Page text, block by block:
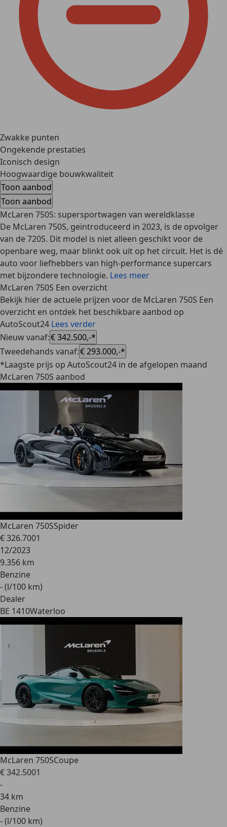
Zwakke punten
Ongekende prestaties
Iconisch design
Hoogwaardige bouwkwaliteit
Toon aanbod
Toon aanbod
McLaren 750S: supersportwagen van wereldklasse
De McLaren 750S, geïntroduceerd in 2023, is de opvolger
van de 720S. Dit model is niet alleen geschikt voor de
openbare weg, maar blinkt ook uit op het circuit. Het is dé
auto voor liefhebbers van high-performance supercars
met bijzondere technologie. Lees meer
McLaren 750S Een overzicht
Bekijk hier de actuele prijzen voor de McLaren 750S Een
overzicht en ontdek het beschikbare aanbod op
AutoScout24 Lees verder
Nieuw vanaf:€ 342.500,-*
Tweedehands vanaf:€ 293.000,-*
*Laagste prijs op AutoScout24 in de afgelopen maand
McLaren 750S aanbod
McLaren 750SSpider
€ 326.7001
12/2023
9.356 km
Benzine
- (l/100 km)
Dealer
BE 1410Waterloo
McLaren 750SCoupe
€ 342.5001
-
34 km
Benzine
- (l/100 km)